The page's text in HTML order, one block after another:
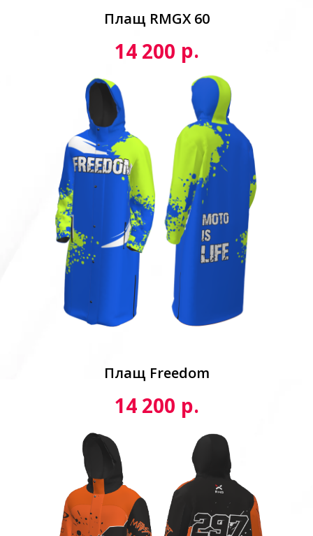
Плащ RMGX 60
14 200 р.
Плащ Freedom
14 200 р.